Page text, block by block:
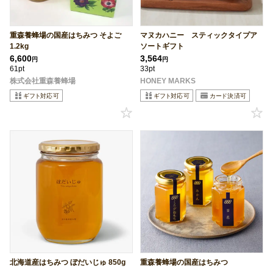
重森養蜂場の国産はちみつ そよご
1.2kg
6,600円
61pt
株式会社重森養蜂場
マヌカハニー スティックタイプア
ソートギフト
3,564円
33pt
HONEY MARKS
北海道産はちみつ ぼだいじゅ 850g 重森養蜂場の国産はちみつ